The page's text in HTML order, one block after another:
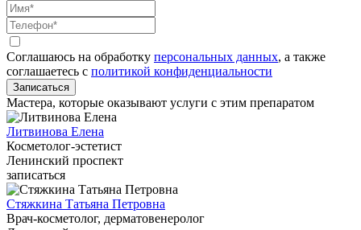
Соглашаюсь на обработку персональных данных, а также
соглашаетесь c политикой конфиденциальности
Записаться
Мастера, которые оказывают услуги с этим препаратом
Литвинова Елена
Косметолог-эстетист
Ленинский проспект
записаться
Стяжкина Татьяна Петровна
Врач-косметолог, дерматовенеролог